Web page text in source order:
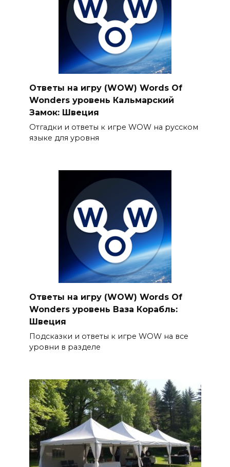
Ответы на игру (WOW) Words Of
Wonders уровень Кальмарский
Замок: Швеция
Отгадки и ответы к игре WOW на русском
языке для уровня
Ответы на игру (WOW) Words Of
Wonders уровень Ваза Корабль:
Швеция
Подсказки и ответы к игре WOW на все
уровни в разделе